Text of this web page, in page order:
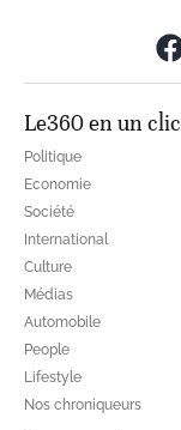
Le360 en un clic
Politique
Economie
Société
International
Culture
Médias
Automobile
People
Lifestyle
Nos chroniqueurs